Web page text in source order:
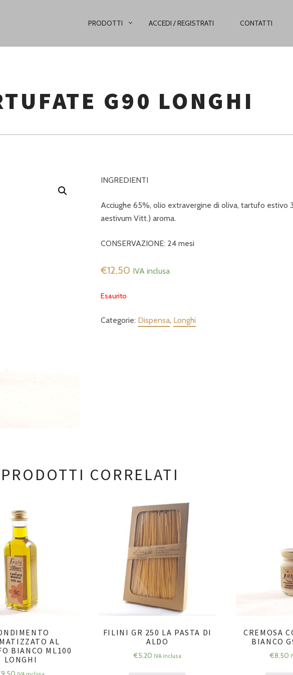
PRIMARY
PRODOTTI ACCEDI / REGISTRATI CONTATTI
G90 LONGHI
INGREDIENTI
Acciughe 65%, olio extravergine di oliva, tartufo estivo
aestivum Vitt.) aroma.
CONSERVAZIONE: 24 mesi
€12,50 IVA inclusa
Esaurito
Categorie: Dispensa, Longhi
PRODOTTI CORRELATI
AL
BIANCO ML100
LONGHI
9,50
FILINI GR 250 LA PASTA DI
ALDO
€5,20 IVA inclusa
CREMOSA
BIANCO
€8,50